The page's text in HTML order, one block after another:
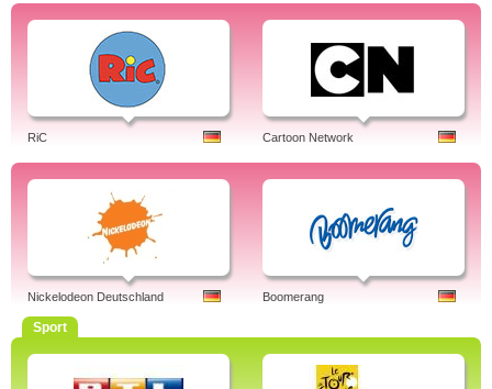
RiC Cartoon Network
Nickelodeon Deutschland Boomerang
Sport